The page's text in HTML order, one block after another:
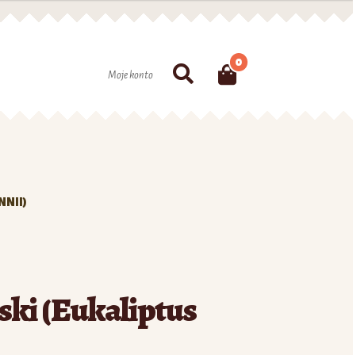
Moje konto
Szukaj 0
(Eukaliptus